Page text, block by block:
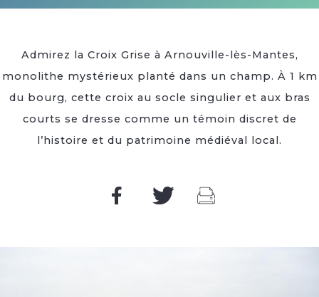
Admirez la Croix Grise à Arnouville-lès-Mantes,
monolithe mystérieux planté dans un champ. À 1 km
du bourg, cette croix au socle singulier et aux bras
courts se dresse comme un témoin discret de
l’histoire et du patrimoine médiéval local.